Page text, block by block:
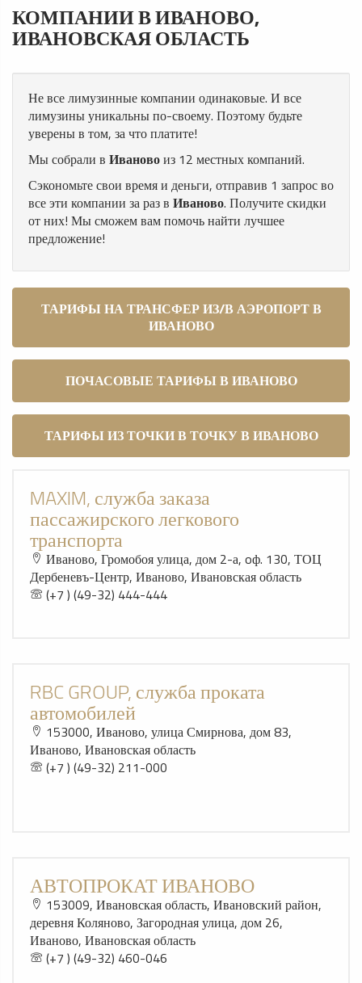
КОМПАНИИ В ИВАНОВО,
ИВАНОВСКАЯ ОБЛАСТЬ
Не все лимузинные компании одинаковые. И все
лимузины уникальны по-своему. Поэтому будьте
уверены в том, за что платите!
Мы собрали в Ивановоиз 12 местных компаний.
Сэкономьте свои время и деньги, отправив 1 запрос во
все эти компании за раз в Иваново. Получите скидки
от них! Мы сможем вам помочь найти лучшее
предложение!
ТАРИФЫ НА ТРАНСФЕР ИЗ/В АЭРОПОРТ В
ИВАНОВО
ПОЧАСОВЫЕ ТАРИФЫ В ИВАНОВО
ТАРИФЫ ИЗ ТОЧКИ В ТОЧКУ В ИВАНОВО
MAXIM, служба заказа
пассажирского легкового
транспорта
Иваново, Громобоя улица, дом 2-а, oф. 130, ТОЦ
Дербеневъ-Центр, Иваново, Ивановская область
(+7 ) (49-32) 444-444
RBC GROUP, служба проката
автомобилей
153000, Иваново, улица Смирнова, дом 83,
Иваново, Ивановская область
(+7 ) (49-32) 211-000
АВТОПРОКАТ ИВАНОВО
153009, Ивановская область, Ивановский район,
деревня Коляново, Загородная улица, дом 26,
Иваново, Ивановская область
(+7 ) (49-32) 460-046